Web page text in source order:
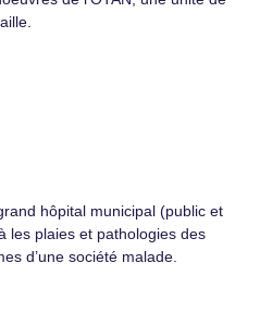
hôpital municipal (public et
les plaies et pathologies des
d’une société malade.